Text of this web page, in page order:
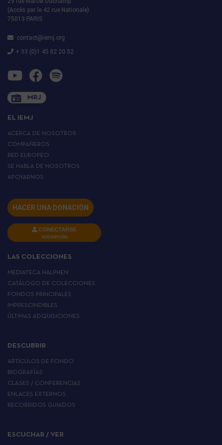
(Accès par le 42 rue Nationale)
75013 PARIS
contact@iemj.org
+ 33 (0)1 45 82 20 52
MRJ
EL IEMJ
ACERCA DE NOSOTROS
COMPAÑEROS
RED EUROPEO
SE HABLA DE NOSOTROS
APOYARNOS
HACER UNA DONACIÓN
CONECTARSE
INSCRIPCIÓN
LAS COLECCIONES
MEDIATECA HALPHEN
CATÁLOGO DE COLECCIONES
FONDOS PRINCIPALES
IMPRESCINDIBLES
ÚLTIMAS ADQUISICIONES
DESCUBRIR
ARTÍCULOS DE FONDO
BIOGRAFÍAS
CLASES / CONFERENCIAS
ENLACES EXTERNOS
RECORRIDOS GUIADOS
ESCUCHAR / VER